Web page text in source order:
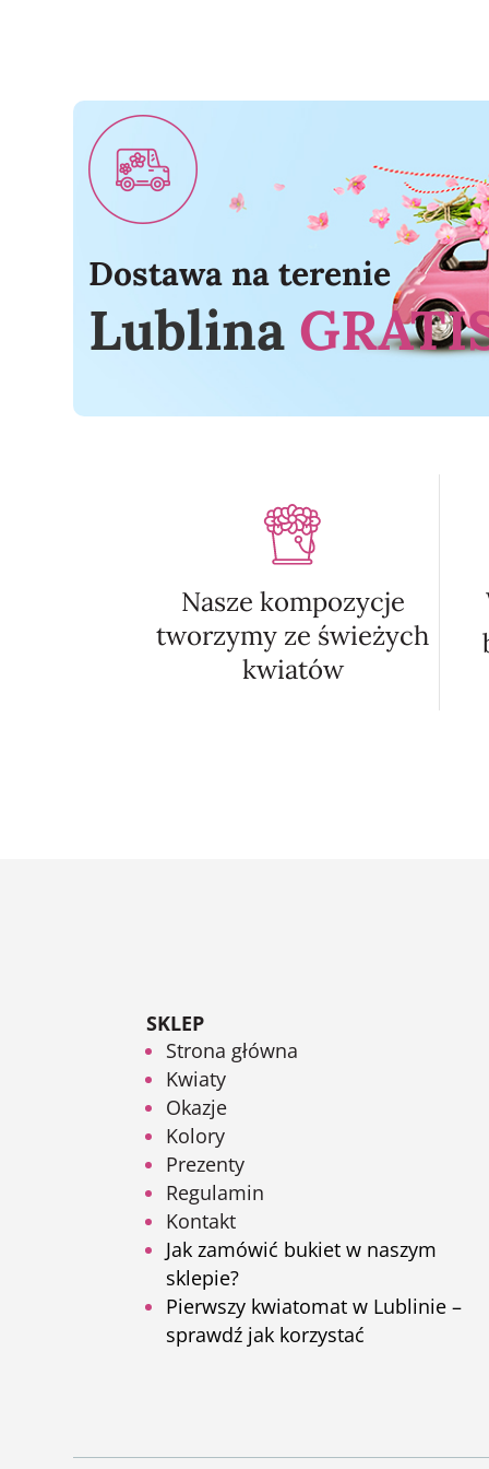
Dostawa na terenie
Lublina
Nasze kompozycje
tworzymy ze świeżych
kwiatów
SKLEP
Strona główna
Kwiaty
Okazje
Kolory
Prezenty
Regulamin
Kontakt
Jak zamówić bukiet w naszym
sklepie?
Pierwszy kwiatomat w Lublinie –
sprawdź jak korzystać